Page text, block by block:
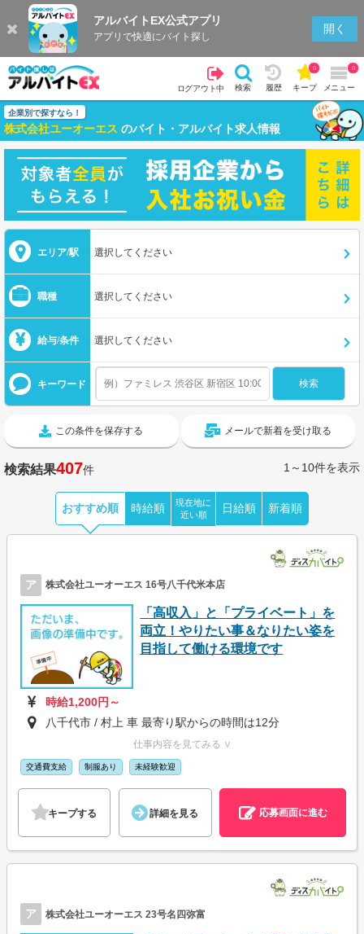
アルバイトEX公式アプリ
アプリで快適にバイト探し
開く
ログアウト中 検索 履歴 キープ
0
メニュー
0
企業別で探すなら！
株式会社ユーオーエス のバイト・アルバイト求人情報
エリア/駅 選択してください
職種 選択してください
給与/条件 選択してください
キーワード
この条件を保存する メールで新着を受け取る
検索結果407件 1～10件を表示
おすすめ順 時給順
現在地に
近い順
日給順 新着順
ア 株式会社ユーオーエス 16号八千代米本店
「高収入」と「プライベート」を
両立！やりたい事＆なりたい姿を
目指して働ける環境です
時給1,200円～
八千代市 / 村上 車 最寄り駅からの時間は12分
仕事内容を見てみる ∨
交通費支給 制服あり 未経験歓迎
キープする 詳細を見る 応募画面に進む
ア 株式会社ユーオーエス 23号名四弥富